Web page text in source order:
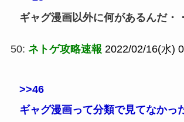
ギャグ漫画以外に何があるんだ・
50: ネトゲ攻略速報 2022/02/16(水)
>>46
ギャグ漫画って分類で見てなかっ